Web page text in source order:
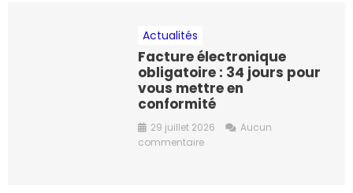
Actualités
Facture électronique
obligatoire : 34 jours pour
vous mettre en
conformité
29 juillet 2026
Aucun
commentaire